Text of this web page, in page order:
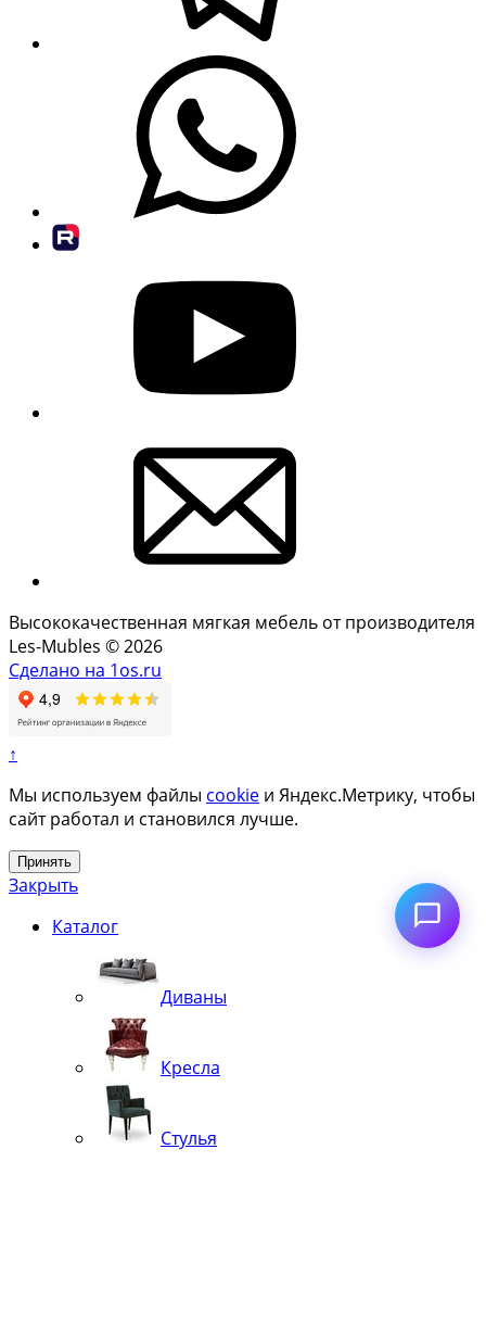
Высококачественная мягкая мебель от производителя
Les-Mubles © 2026
Сделано на 1os.ru
↑
Мы используем файлы cookie и Яндекс.Метрику, чтобы
сайт работал и становился лучше.
Принять
Закрыть
Каталог
Диваны
Кресла
Стулья